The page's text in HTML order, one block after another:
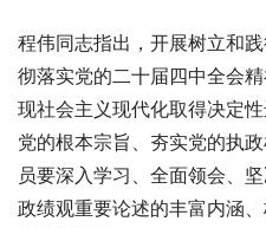
程伟同志指出，开展树立和
彻落实党的二十届四中全会
现社会主义现代化取得决定
党的根本宗旨、夯实党的执
员要深入学习、全面领会、
政绩观重要论述的丰富内涵